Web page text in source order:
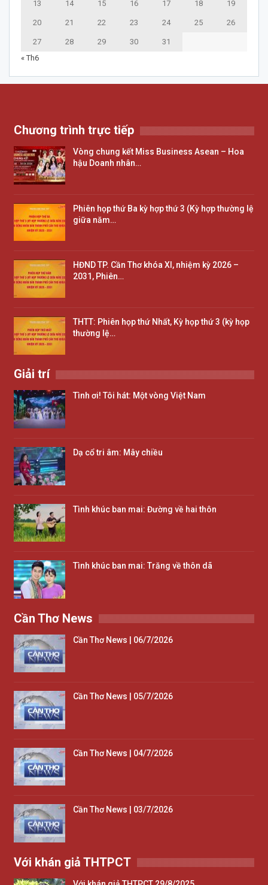
13 14 15 16 17 18 19
20 21 22 23 24 25 26
27 28 29 30
31
« Th6
Chương trình trực tiếp
Vòng chung kết Miss Business Asean – Hoa
hậu Doanh nhân…
Phiên họp thứ Ba kỳ hợp thứ 3 (Kỳ hợp thường lệ
giữa năm…
HĐND TP. Cần Thơ khóa XI, nhiệm kỳ 2026 –
2031, Phiên…
THTT: Phiên họp thứ Nhất, Kỳ họp thứ 3 (kỳ họp
thường lệ…
Giải trí
Tình ơi! Tôi hát: Một vòng Việt Nam
Dạ cổ tri âm: Mây chiều
Tình khúc ban mai: Đường về hai thôn
Tình khúc ban mai: Trăng về thôn dã
Cần Thơ News
Cần Thơ News | 06/7/2026
Cần Thơ News | 05/7/2026
Cần Thơ News | 04/7/2026
Cần Thơ News | 03/7/2026
Với khán giả THTPCT